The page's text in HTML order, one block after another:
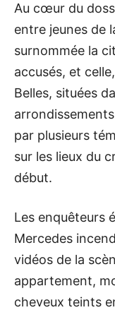
Au cœur du
entre jeunes de
surnommée la
accusés, et
Belles, situées
par plusieurs
sur les lieux du
début.
Les enquêteurs
Mercedes
vidéos de la
appartement,
cheveux teints